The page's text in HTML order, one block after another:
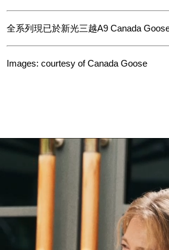
全系列現已於新光三越A9 Canada
Images: courtesy of Canada Goose